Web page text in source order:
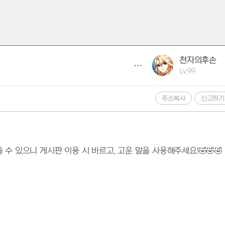
천자의후손
Lv.99
주소복사 신고하기
있으니 게시판 이용 시 바르고, 고운 말을 사용해주세요!🤣🤣🤣